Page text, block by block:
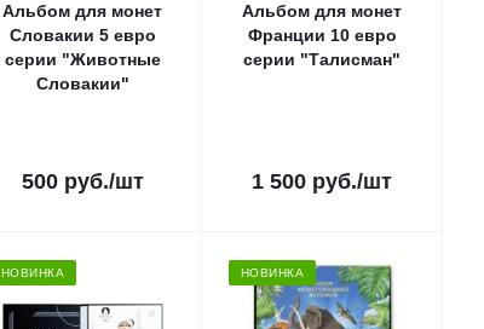
Альбом для монет
Словакии 5 евро
серии "Животные
Словакии"
500руб./шт
Альбом для монет
Франции 10 евро
серии "Талисман"
1 500 руб./шт
НОВИНКА НОВИНКА